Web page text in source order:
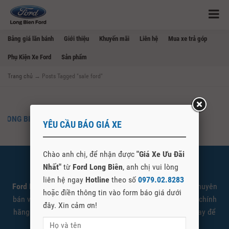
Bảng giá lăn bánh Giới thiệu Khuyến mãi Liên hệ Mua xe trả góp
Phụ Kiện Xe Ford Sản phẩm
Trang chủ → Posts Tagged "sale ford"
LONG BIÊN FORD TUYỂN DỤNG NHÂN SỰ
SHOWROOM FORD LONG BIÊN
Ford Long Biên là đại lý cấp 1 ủy quyền Ford Việt Nam chuyên
bán và giới thiệu các sản phẩm xe Ford được nhập khẩu chính
hãng. Quý khách có nhu cầu tìm hiểu vui lòng liên hệ ngay để
được tư vấn và báo giá tốt nhất.
YÊU CẦU BÁO GIÁ XE
Chào anh chị, để nhận được "Giá Xe Ưu Đãi
Nhất" từ Ford Long Biên, anh chị vui lòng
liên hệ ngay Hotline theo số 0979.02.8283
hoặc điền thông tin vào form báo giá dưới
đây. Xin cảm ơn!